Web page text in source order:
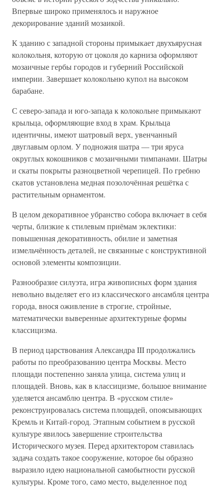
Впервые широко применялось и наружное
декорирование зданий мозаикой.
К зданию с западной стороны примыкает двухъярусная
колокольня, которую от цоколя до карниза оформляют
мозаичные гербы городов и губерний Российской
империи. Завершает колокольню купол на высоком
барабане.
С северо-запада и юго-запада к колокольне примыкают
крыльца, оформляющие вход в храм. Крыльца
идентичны, имеют шатровый верх, увенчанный
двуглавым орлом. У подножия шатра — три яруса
округлых кокошников с мозаичными тимпанами. Шатры
и скаты покрыты разноцветной черепицей. По гребню
скатов установлена медная позолочённая решётка с
растительным орнаментом.
В целом декоративное убранство собора включает в себя
черты, близкие к стилевым приёмам эклектики:
повышенная декоративность, обилие и заметная
измельчённость деталей, не связанные с конструктивной
основой элементы композиции.
Разнообразие силуэта, игра живописных форм здания
невольно выделяет его из классического ансамбля центра
города, внося оживление в строгие, стройные,
математически выверенные архитектурные формы
классицизма.
В период царствования Александра III продолжались
работы по преобразованию центра Москвы. Место
площади постепенно заняла улица, система улиц и
площадей. Вновь, как в классицизме, большое внимание
уделяется ансамблю центра. В «русском стиле»
реконструировалась система площадей, опоясывающих
Кремль и Китай-город. Этапным событием в русской
культуре явилось завершение строительства
Исторического музея. Перед архитектором ставилась
задача создать такое сооружение, которое бы образно
выразило идею национальной самобытности русской
культуры. Кроме того, само место, выделенное под